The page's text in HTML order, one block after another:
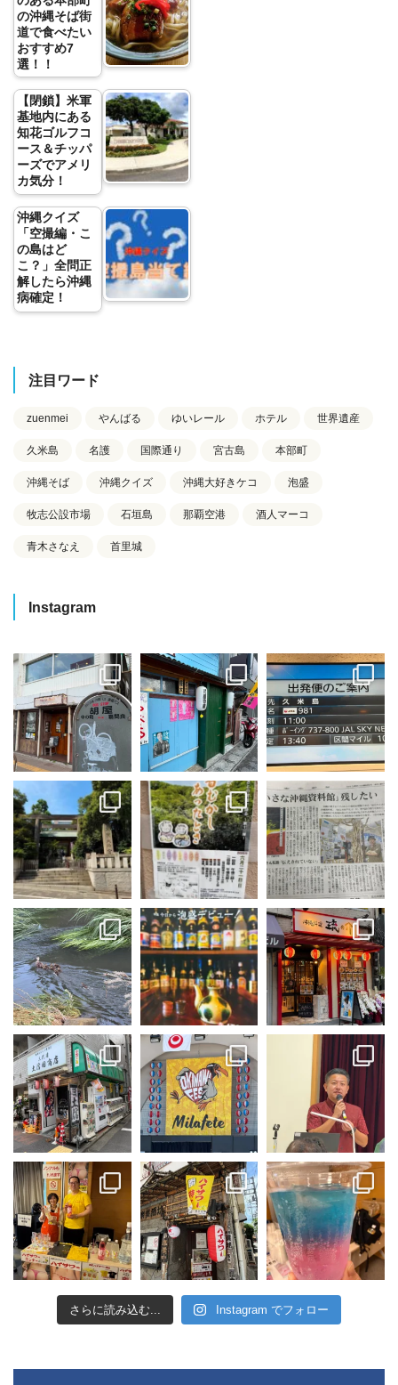
の沖縄そば街
道で食べたい
おすすめ7
選！！
【閉鎖】米軍
基地内にある
知花ゴルフコ
ース＆チッパ
ーズでアメリ
カ気分！
沖縄クイズ
「空撮編・こ
の島はど
こ？」全問正
解したら沖縄
病確定！
注目ワード
zuenmei やんばる ゆいレール ホテル 世界遺産
久米島 名護 国際通り 宮古島 本部町
沖縄そば 沖縄クイズ 沖縄大好きケコ 泡盛
牧志公設市場 石垣島 那覇空港 酒人マーコ
青木さなえ 首里城
Instagram
さらに読み込む... Instagram でフォロー